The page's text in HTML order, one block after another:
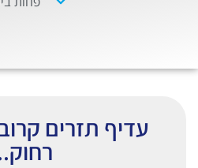
עדיף תזרים